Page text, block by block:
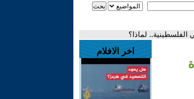
لماذا؟
اخر الافلام